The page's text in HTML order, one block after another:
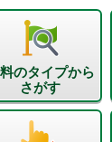
のタイプから
さがす